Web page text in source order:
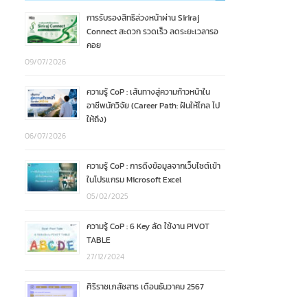
การรับรองสิทธิล่วงหน้าผ่าน Siriraj
Connect สะดวก รวดเร็ว ลดระยะเวลารอ
คอย
09/07/2026
ความรู้ CoP : เส้นทางสู่ความก้าวหน้าใน
อาชีพนักวิจัย (Career Path: ฝันให้ไกล ไป
ให้ถึง)
06/07/2026
ความรู้ CoP : การดึงข้อมูลจากเว็บไซต์เข้า
ในโปรแกรม Microsoft Excel
05/02/2025
ความรู้ CoP : 6 Key ลัด ใช้งาน PIVOT
TABLE
27/12/2024
ศิริราชเภสัชสาร เดือนธันวาคม 2567